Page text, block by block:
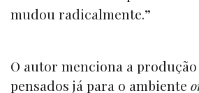
mudou radicalmente.”
O autor menciona a
pensados já para o ambiente